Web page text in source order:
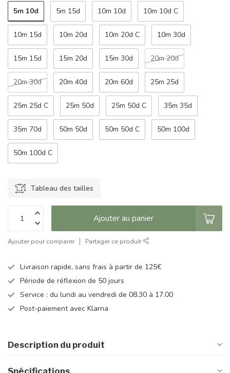
5m 10d 5m 15d 10m 10d 10m 10d C
10m 15d 10m 20d 10m 20d C 10m 30d
15m 15d 15m 20d 15m 30d 20m 20d
20m 30d 20m 40d 20m 60d 25m 25d
25m 25d C 25m 50d 25m 50d C 35m 35d
35m 70d 50m 50d 50m 50d C 50m 100d
50m 100d C
Tableau des tailles
Ajouter au panier
Ajouter pour comparer Partager ce produit
Livraison rapide, sans frais à partir de 125€
Période de réflexion de 50 jours
Service : du lundi au vendredi de 08.30 à 17.00
Post-paiement avec Klarna
Description du produit
Spécifications